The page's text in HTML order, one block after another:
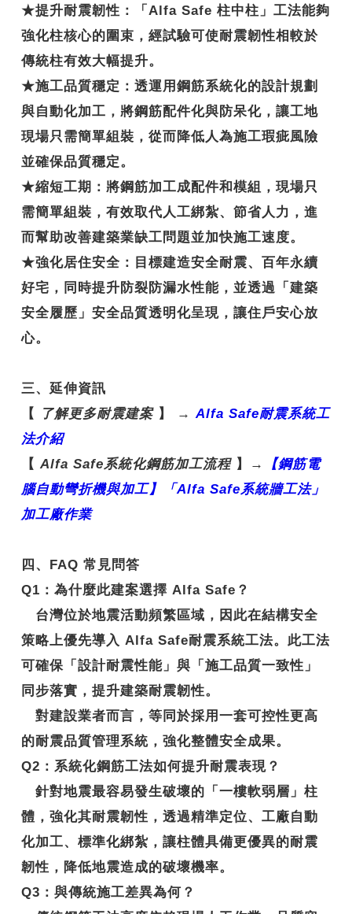
★提升耐震韌性 ：「Alfa Safe 柱中柱」工法能夠
強化柱核心的圍束，經試驗可使耐震韌性相較於
傳統柱有效大幅提升。
★施工品質穩定 ：透運用鋼筋系統化的設計規劃
與自動化加工，將鋼筋配件化與防呆化，讓工地
現場只需簡單組裝，從而降低人為施工瑕疵風險
並確保品質穩定。
★縮短工期 ：將鋼筋加工成配件和模組，現場只
需簡單組裝，有效取代人工綁紮、節省人力，進
而幫助改善建築業缺工問題並加快施工速度。
★強化居住安全 ：目標建造安全耐震、百年永續
好宅，同時提升防裂防漏水性能，並透過「建築
安全履歷」安全品質透明化呈現，讓住戶安心放
心。
三、延伸資訊
【
了解更多耐震建案 】 →Alfa Safe耐震系統工
法介紹
【 Alfa Safe系統化鋼筋加工流程 】 → 【鋼筋電
腦自動彎折機與加工】「Alfa Safe系統牆工法」
加工廠作業
四、FAQ 常見問答
Q1 ： 為什麼此建案選擇 Alfa Safe？
台灣位於地震活動頻繁區域，因此在結構安全
策略上優先導入 Alfa Safe耐震系統工法。此工法
可確保「設計耐震性能」與「施工品質一致性」
同步落實，提升建築耐震韌性。
對建設業者而言，等同於採用一套可控性更高
的耐震品質管理系統，強化整體安全成果。
Q2 ：系統化鋼筋工法如何提升耐震表現？
針對地震最容易發生破壞的「一樓軟弱層」柱
體，強化其耐震韌性，透過精準定位、工廠自動
化加工、標準化綁紮，讓柱體具備更優異的耐震
韌性 ，降低地震造成的破壞機率。
Q3 ：與傳統施工差異為何？